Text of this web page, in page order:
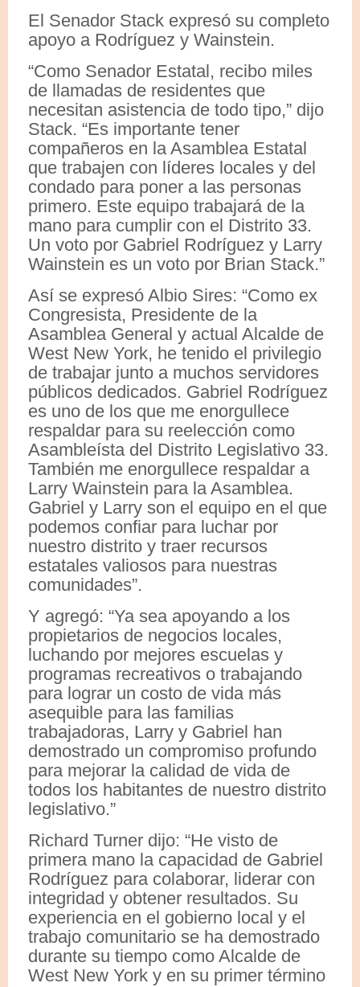
El Senador Stack expresó su completo
apoyo a Rodríguez y Wainstein.
“Como Senador Estatal, recibo miles
de llamadas de residentes que
necesitan asistencia de todo tipo,” dijo
Stack. “Es importante tener
compañeros en la Asamblea Estatal
que trabajen con líderes locales y del
condado para poner a las personas
primero. Este equipo trabajará de la
mano para cumplir con el Distrito 33.
Un voto por Gabriel Rodríguez y Larry
Wainstein es un voto por Brian Stack.”
Así se expresó Albio Sires: “Como ex
Congresista, Presidente de la
Asamblea General y actual Alcalde de
West New York, he tenido el privilegio
de trabajar junto a muchos servidores
públicos dedicados. Gabriel Rodríguez
es uno de los que me enorgullece
respaldar para su reelección como
Asambleísta del Distrito Legislativo 33.
También me enorgullece respaldar a
Larry Wainstein para la Asamblea.
Gabriel y Larry son el equipo en el que
podemos confiar para luchar por
nuestro distrito y traer recursos
estatales valiosos para nuestras
comunidades”.
Y agregó: “Ya sea apoyando a los
propietarios de negocios locales,
luchando por mejores escuelas y
programas recreativos o trabajando
para lograr un costo de vida más
asequible para las familias
trabajadoras, Larry y Gabriel han
demostrado un compromiso profundo
para mejorar la calidad de vida de
todos los habitantes de nuestro distrito
legislativo.”
Richard Turner dijo: “He visto de
primera mano la capacidad de Gabriel
Rodríguez para colaborar, liderar con
integridad y obtener resultados. Su
experiencia en el gobierno local y el
trabajo comunitario se ha demostrado
durante su tiempo como Alcalde de
West New York y en su primer término